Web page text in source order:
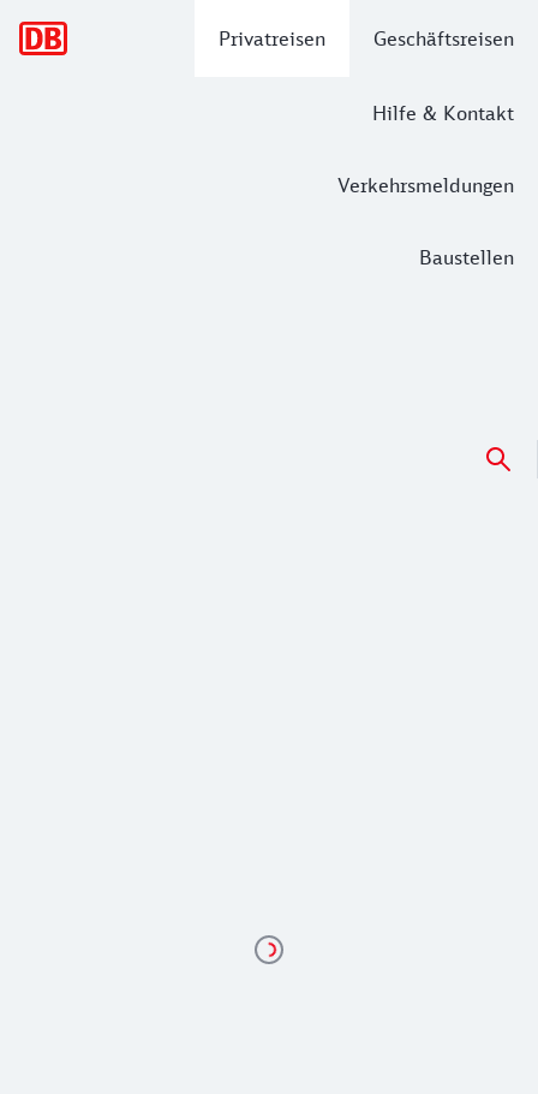
Privatreisen Geschäftsreisen
Hilfe & Kontakt
Verkehrsmeldungen
Baustellen